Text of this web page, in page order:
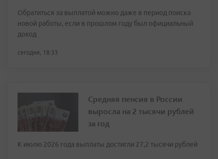
Обратиться за выплатой можно даже в период поиска
новой работы, если в прошлом году был официальный
доход
сегодня, 18:33
Средняя пенсия в России
выросла на 2 тысячи рублей
за год
К июлю 2026 года выплаты достигли 27,2 тысячи рублей